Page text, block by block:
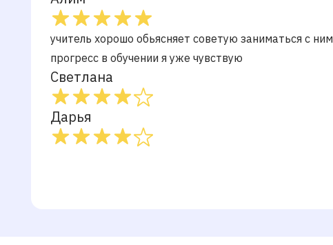
учитель хорошо обьясняет советую заниматься с ним
прогресс в обучении я уже чувствую
Светлана
Дарья